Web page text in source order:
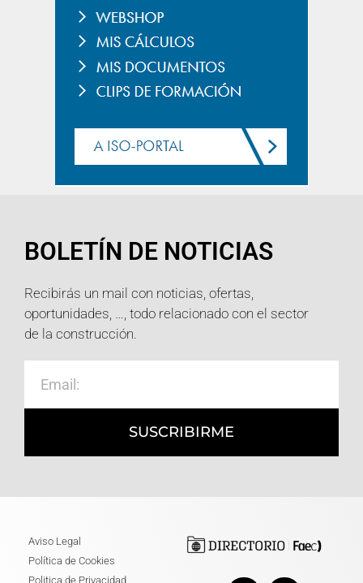
BOLETÍN DE NOTICIAS
Recibirás un mail con noticias, ofertas,
oportunidades, …, todo relacionado con el sector
de la construcción.
SUSCRIBIRME
Aviso Legal
Política de Cookies
Politica de Privacidad